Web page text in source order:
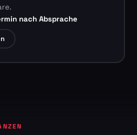
nach Absprache